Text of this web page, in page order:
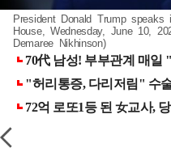
President Donald Trump
House, Wednesday, June 10,
Demaree Nikhinson)